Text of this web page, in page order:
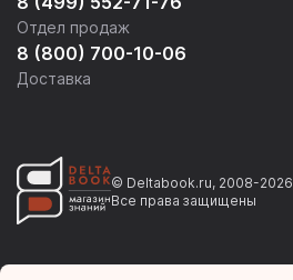
Отдел продаж
8 (800) 700-10-06
Доставка
© Deltabook.ru, 2008-2026
Все права защищены